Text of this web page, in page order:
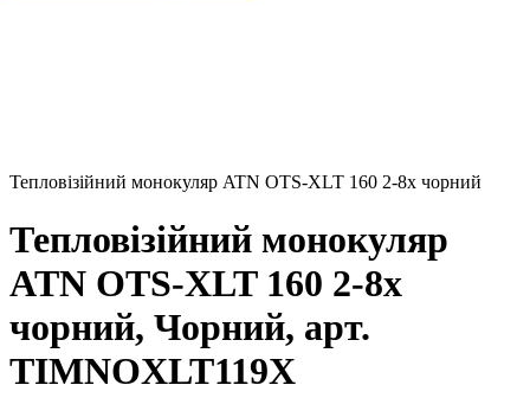
Тепловізійний монокуляр ATN OTS-XLT 160 2-8x чорний
Тепловізійний монокуляр
ATN OTS-XLT 160 2-8x
чорний, Чорний, арт.
TIMNOXLT119X